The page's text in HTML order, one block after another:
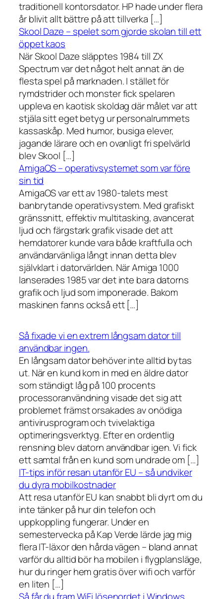
traditionell kontorsdator. HP hade under flera
år blivit allt bättre på att tillverka […]
Skool Daze – spelet som gjorde skolan till ett
öppet kaos
När Skool Daze släpptes 1984 till ZX
Spectrum var det något helt annat än de
flesta spel på marknaden. I stället för
rymdstrider och monster fick spelaren
uppleva en kaotisk skoldag där målet var att
stjäla sitt eget betyg ur personalrummets
kassaskåp. Med humor, busiga elever,
jagande lärare och en ovanligt fri spelvärld
blev Skool […]
AmigaOS – operativsystemet som var före
sin tid
AmigaOS var ett av 1980-talets mest
banbrytande operativsystem. Med grafiskt
gränssnitt, effektiv multitasking, avancerat
ljud och färgstark grafik visade det att
hemdatorer kunde vara både kraftfulla och
användarvänliga långt innan detta blev
självklart i datorvärlden. När Amiga 1000
lanserades 1985 var det inte bara datorns
grafik och ljud som imponerade. Bakom
maskinen fanns också ett […]
Så fixade vi en extrem långsam dator till
användbar ingen.
En långsam dator behöver inte alltid bytas
ut. När en kund kom in med en äldre dator
som ständigt låg på 100 procents
processoranvändning visade det sig att
problemet främst orsakades av onödiga
antivirusprogram och tvivelaktiga
optimeringsverktyg. Efter en ordentlig
rensning blev datorn användbar igen. Vi fick
ett samtal från en kund som undrade om […]
IT-tips inför resan utanför EU – så undviker
du dyra mobilkostnader
Att resa utanför EU kan snabbt bli dyrt om du
inte tänker på hur din telefon och
uppkoppling fungerar. Under en
semestervecka på Kap Verde lärde jag mig
flera IT-läxor den hårda vägen – bland annat
varför du alltid bör ha mobilen i flygplansläge,
hur du ringer hem gratis över wifi och varför
en liten […]